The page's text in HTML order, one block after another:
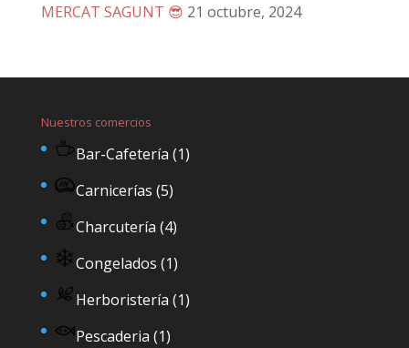
MERCAT SAGUNT 😎 21 octubre, 2024
Nuestros comercios
Bar-Cafetería (1)
Carnicerías (5)
Charcutería (4)
Congelados (1)
Herboristería (1)
Pescaderia (1)